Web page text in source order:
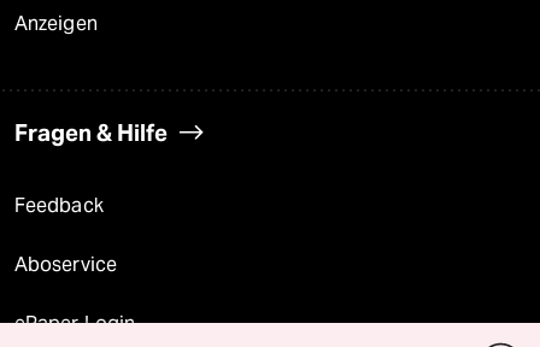
Anzeigen
Fragen & Hilfe
Feedback
Aboservice
ePaper Login